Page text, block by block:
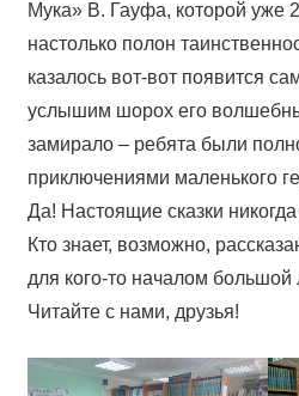
Мука» В. Гауфа, которой уже
настолько полон
казалось вот-вот появится
услышим шорох его
замирало – ребята были
приключениями маленького
Да! Настоящие сказки
Кто знает, возможно,
для кого-то началом
Читайте с нами, друзья!